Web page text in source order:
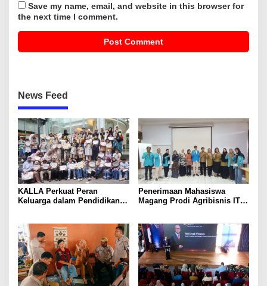
Save my name, email, and website in this browser for
the next time I comment.
News Feed
KALLA Perkuat Peran
Keluarga dalam Pendidikan
Penerimaan Mahasiswa
Magang Prodi Agribisnis ITP
Program MBKM